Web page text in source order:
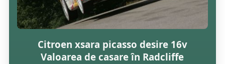
Citroen xsara picasso desire 16v
Valoarea de casare în Radcliffe